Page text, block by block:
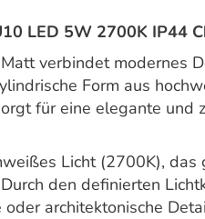
LED 5W 2700K IP44
verbindet modernes
Form aus
für eine elegante und
Licht (2700K), das
den definierten
architektonische